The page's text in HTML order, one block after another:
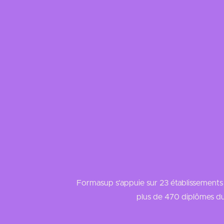
Formasup s’appuie sur 23
plus de 470 diplômes